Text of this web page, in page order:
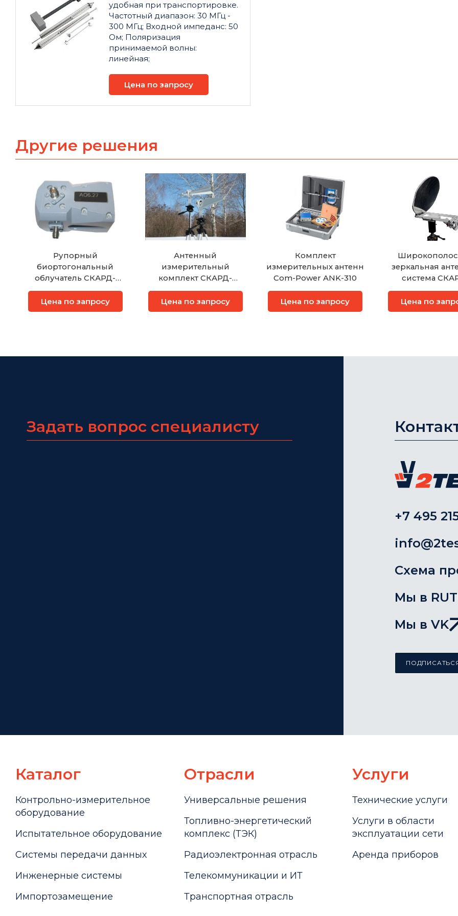
удобная при транспортировке.
Частотный диапазон: 30 МГц -
300 МГц; Входной импеданс: 50
Ом; Поляризация
принимаемой волны:
линейная;
Цена по запросу
Другие решения
Рупорный
биортогональный
облучатель СКАРД-
Электроникс АО6.27
Цена по запросу
Антенный
измерительный
комплект СКАРД-
Электроникс АИК 1-40А
Цена по запросу
Комплект
измерительных антенн
Com-Power ANK-310
Цена по запросу
зеркальная
система
Электроникс
40
Цена по
Задать вопрос специалисту
+7 495
Схема
Мы в
Мы в VK
Каталог
Контрольно-измерительное
оборудование
Испытательное оборудование
Системы передачи данных
Инженерные системы
Импортозамещение
Отрасли
Универсальные решения
Топливно-энергетический
комплекс (ТЭК)
Радиоэлектронная отрасль
Телекоммуникации и ИТ
Транспортная отрасль
Услуги
Технические услуги
Услуги в области
эксплуатации сети
Аренда приборов